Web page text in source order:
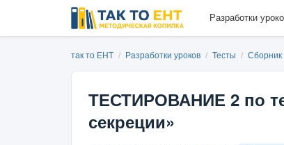
Разработки
так то ЕНТ / Разработки уроков / Тесты / Сборник
ТЕСТИРОВАНИЕ 2 по
секреции»